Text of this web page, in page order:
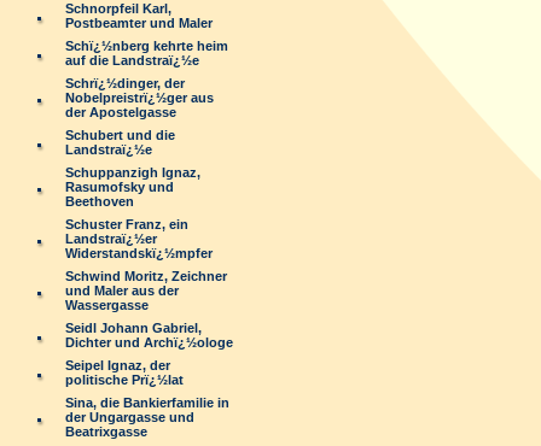
Schnorpfeil Karl,
Postbeamter und Maler
Schï¿½nberg kehrte heim
auf die Landstraï¿½e
Schrï¿½dinger, der
Nobelpreistrï¿½ger aus
der Apostelgasse
Schubert und die
Landstraï¿½e
Schuppanzigh Ignaz,
Rasumofsky und
Beethoven
Schuster Franz, ein
Landstraï¿½er
Widerstandskï¿½mpfer
Schwind Moritz, Zeichner
und Maler aus der
Wassergasse
Seidl Johann Gabriel,
Dichter und Archï¿½ologe
Seipel Ignaz, der
politische Prï¿½lat
Sina, die Bankierfamilie in
der Ungargasse und
Beatrixgasse